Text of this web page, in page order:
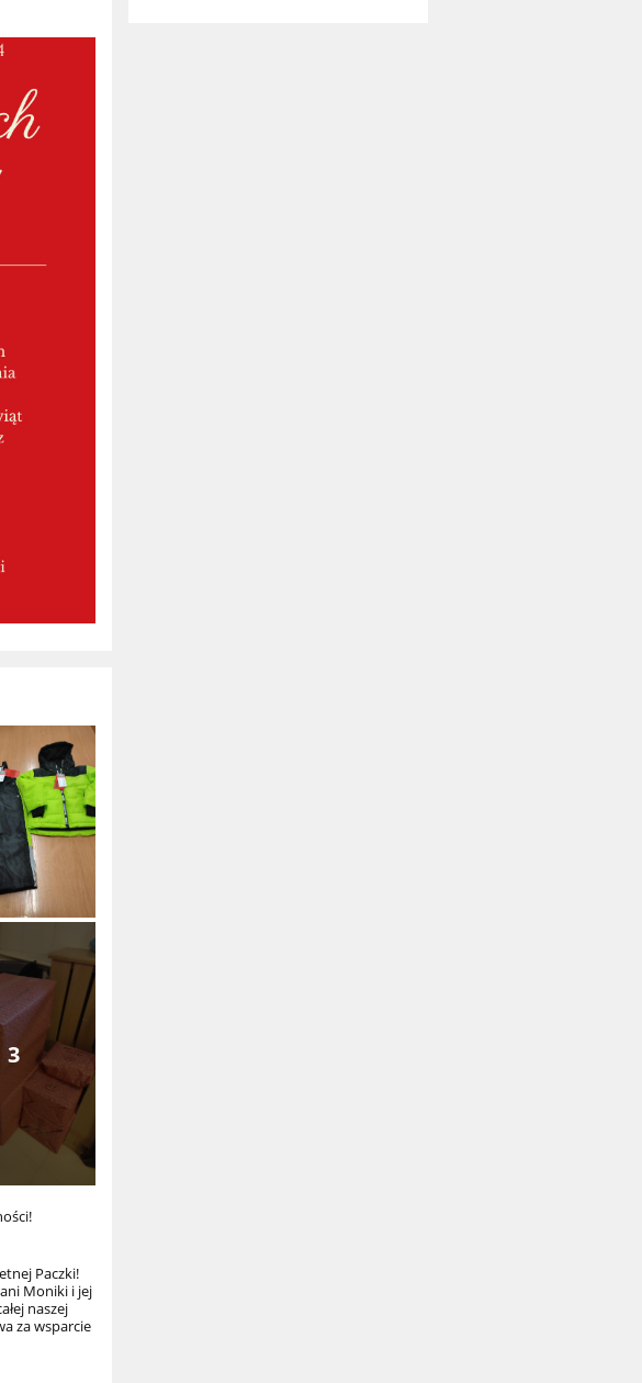
3
Paczki!
Moniki i jej
naszej
za wsparcie